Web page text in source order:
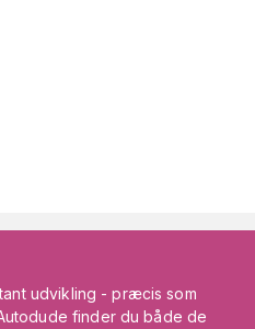
udvikling - præcis som
finder du både de